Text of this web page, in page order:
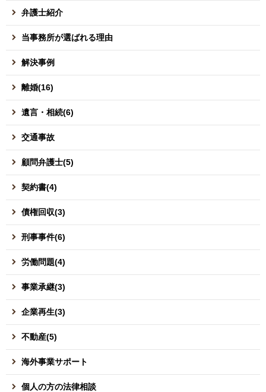
弁護士紹介
当事務所が選ばれる理由
解決事例
離婚(16)
遺言・相続(6)
交通事故
顧問弁護士(5)
契約書(4)
債権回収(3)
刑事事件(6)
労働問題(4)
事業承継(3)
企業再生(3)
不動産(5)
海外事業サポート
個人の方の法律相談